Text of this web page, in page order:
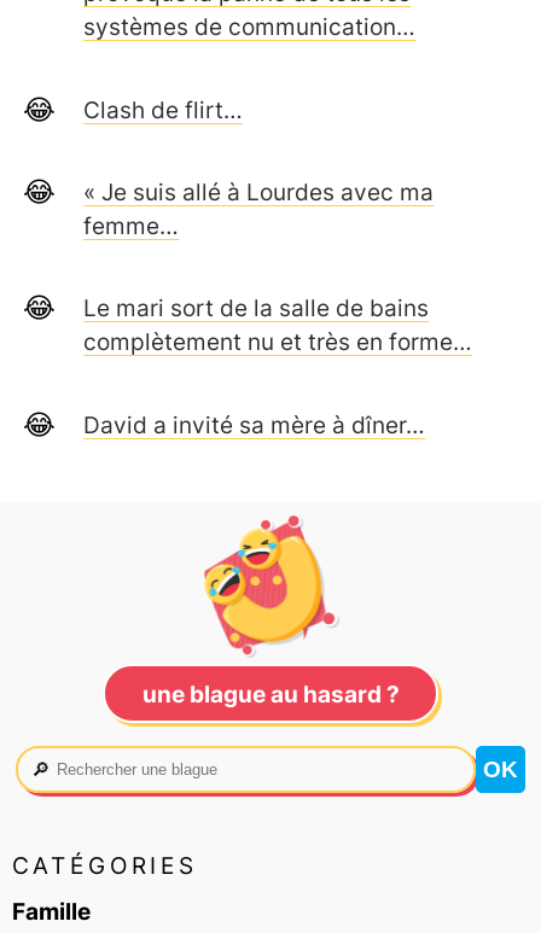
systèmes de communication…
Clash de flirt…
« Je suis allé à Lourdes avec ma
femme…
Le mari sort de la salle de bains
complètement nu et très en forme…
David a invité sa mère à dîner…
une blague au hasard ?
🔎
CATÉGORIES
Famille